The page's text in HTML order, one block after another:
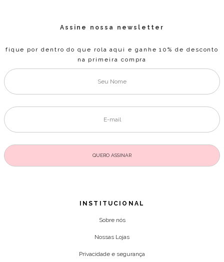
Assine nossa newsletter
fique por dentro do que rola aqui e ganhe 10% de desconto
na primeira compra
INSTITUCIONAL
Sobre nós
Nossas Lojas
Privacidade e segurança